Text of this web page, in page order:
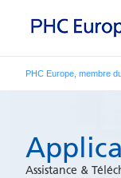
PHC Europe, membre
Assistance &